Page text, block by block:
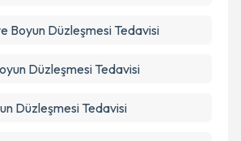
Boyun Düzleşmesi Tedavisi
Düzleşmesi Tedavisi
Düzleşmesi Tedavisi